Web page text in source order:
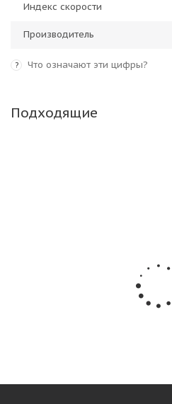
Индекс скорости
Производитель
? Что означают эти цифры?
Подходящие
Барнаульский ШЗ ОИ-25 14/0
33 565₽